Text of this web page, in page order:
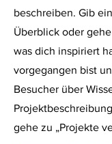
beschreiben. Gib
Überblick oder
was dich inspiriert
vorgegangen bist
Besucher über
gehe zu „Projekte